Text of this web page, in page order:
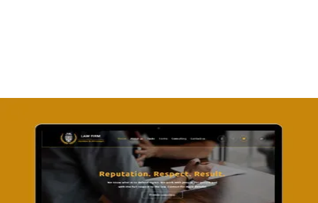
تصميم موقع آل جبار والمزارقة للمحاماة